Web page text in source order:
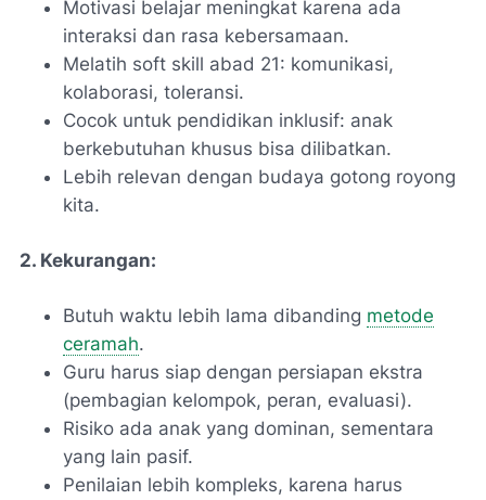
Motivasi belajar meningkat karena ada
interaksi dan rasa kebersamaan.
Melatih soft skill abad 21: komunikasi,
kolaborasi, toleransi.
Cocok untuk pendidikan inklusif: anak
berkebutuhan khusus bisa dilibatkan.
Lebih relevan dengan budaya gotong royong
kita.
2. Kekurangan:
Butuh waktu lebih lama dibanding metode
ceramah.
Guru harus siap dengan persiapan ekstra
(pembagian kelompok, peran, evaluasi).
Risiko ada anak yang dominan, sementara
yang lain pasif.
Penilaian lebih kompleks, karena harus